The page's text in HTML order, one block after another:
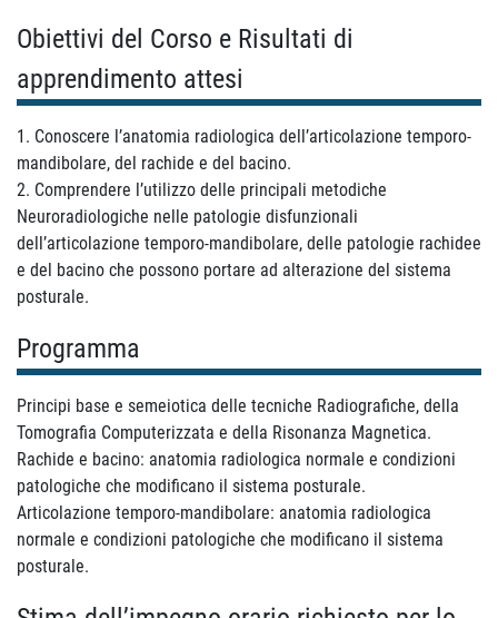
Obiettivi del Corso e Risultati di
apprendimento attesi
1. Conoscere l’anatomia radiologica dell’articolazione temporo-
mandibolare, del rachide e del bacino.
2. Comprendere l’utilizzo delle principali metodiche
Neuroradiologiche nelle patologie disfunzionali
dell’articolazione temporo-mandibolare, delle patologie rachidee
e del bacino che possono portare ad alterazione del sistema
posturale.
Programma
Principi base e semeiotica delle tecniche Radiografiche, della
Tomografia Computerizzata e della Risonanza Magnetica.
Rachide e bacino: anatomia radiologica normale e condizioni
patologiche che modificano il sistema posturale.
Articolazione temporo-mandibolare: anatomia radiologica
normale e condizioni patologiche che modificano il sistema
posturale.